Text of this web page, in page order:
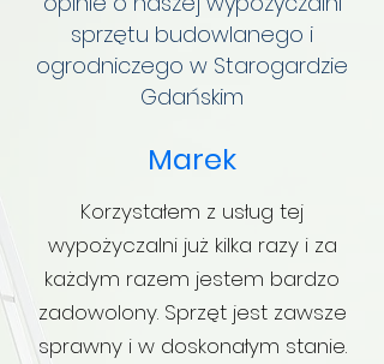
sprzętu budowlanego i
ogrodniczego w Starogardzie
Gdańskim
Korzystałem z usług tej
wypożyczalni już kilka razy i za
każdym razem jestem bardzo
zadowolony. Sprzęt jest zawsze
sprawny i w doskonałym stanie.
Marek